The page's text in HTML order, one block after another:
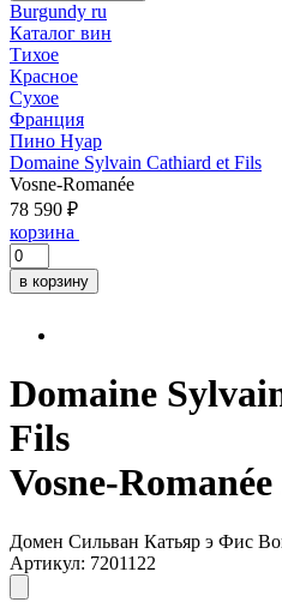
Burgundy ru
Каталог вин
Тихое
Красное
Сухое
Франция
Пино Нуар
Domaine Sylvain Cathiard et Fils
Vosne-Romanée
78 590 ₽
корзина
в корзину
Domaine
Fils
Vosne-
Домен Сильван Катьяр э Фис
Артикул: 7201122